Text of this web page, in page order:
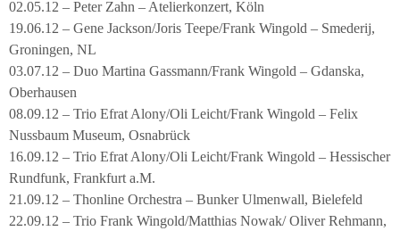
02.05.12 – Peter Zahn – Atelierkonzert, Köln
19.06.12 – Gene Jackson/Joris Teepe/Frank Wingold – Smederij,
Groningen, NL
03.07.12 – Duo Martina Gassmann/Frank Wingold – Gdanska,
Oberhausen
08.09.12 – Trio Efrat Alony/Oli Leicht/Frank Wingold – Felix
Nussbaum Museum, Osnabrück
16.09.12 – Trio Efrat Alony/Oli Leicht/Frank Wingold – Hessischer
Rundfunk, Frankfurt a.M.
21.09.12 – Thonline Orchestra – Bunker Ulmenwall, Bielefeld
22.09.12 – Trio Frank Wingold/Matthias Nowak/ Oliver Rehmann,